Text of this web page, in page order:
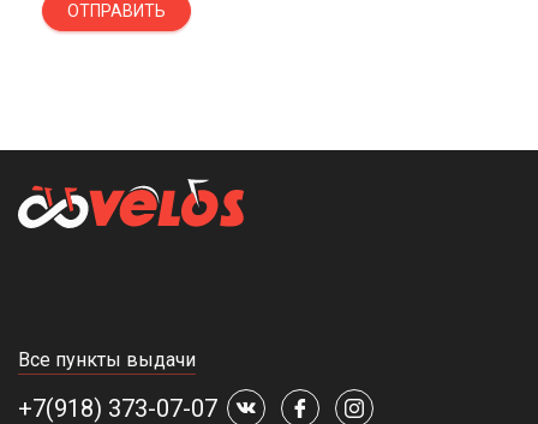
ОТПРАВИТЬ
Все пункты выдачи
+7(918) 373-07-07